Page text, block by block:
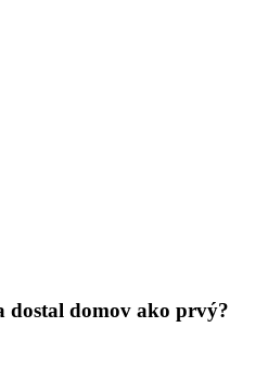
dostal domov ako prvý?